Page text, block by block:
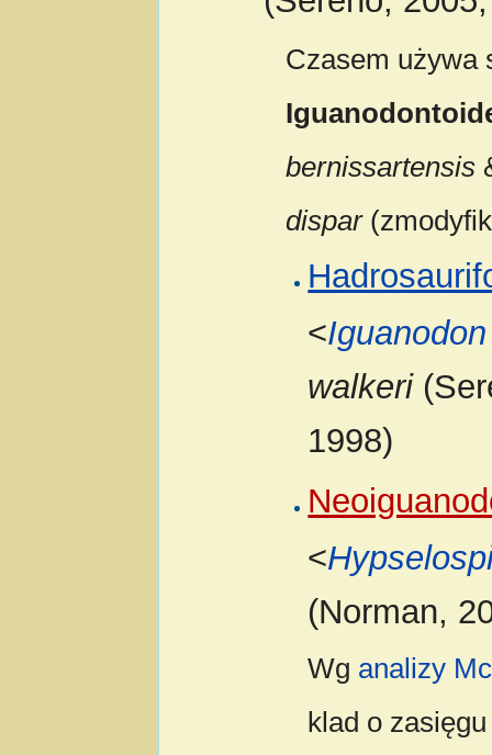
Czasem używa
bernissartensis
dispar
<Iguanodon
walkeri
1998)
<
(Norman,
Wg analizy
klad o